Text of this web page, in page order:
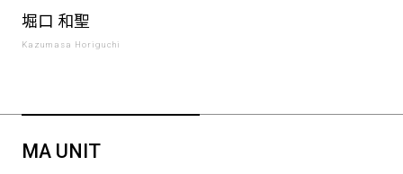
堀口 和聖
Kazumasa Horiguchi
MA UNIT